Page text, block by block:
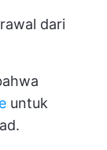
dari
untuk